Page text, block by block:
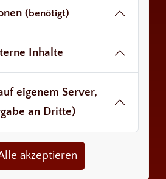
(benötigt)
Inhalte
eigenem Server,
an Dritte)